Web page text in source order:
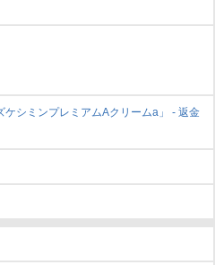
ケシミンプレミアムAクリームa」 - 返金